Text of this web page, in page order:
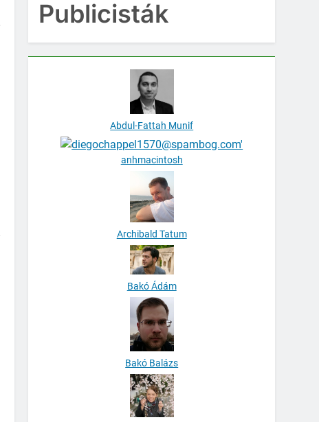
Publicisták
Abdul-Fattah Munif
anhmacintosh
Archibald Tatum
Bakó Ádám
Bakó Balázs